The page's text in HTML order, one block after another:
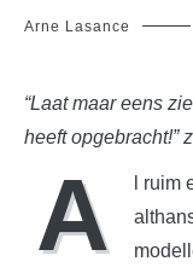
Arne Lasance
“Laat maar eens
heeft opgebracht!”
A
l